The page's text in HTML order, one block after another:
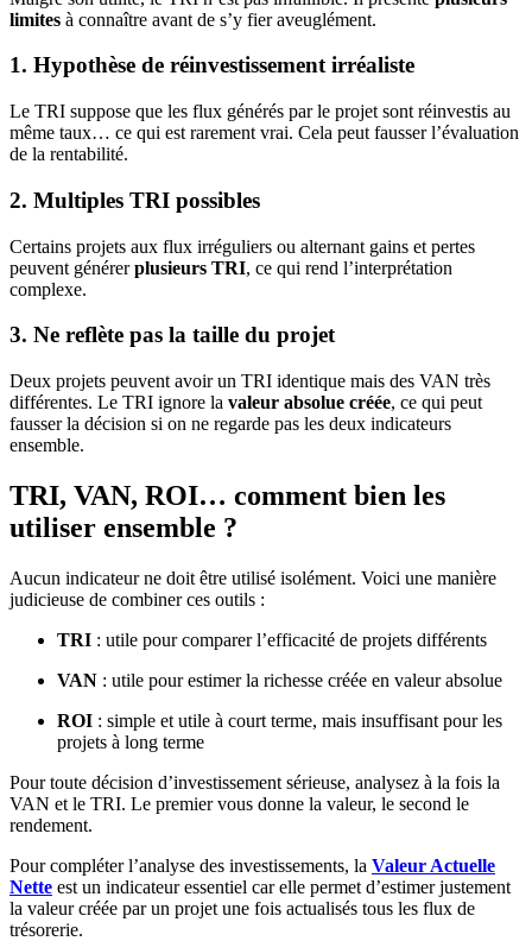
limites à connaître avant de s’y fier aveuglément.
1. Hypothèse de réinvestissement irréaliste
Le TRI suppose que les flux générés par le projet sont réinvestis au
même taux… ce qui est rarement vrai. Cela peut fausser l’évaluation
de la rentabilité.
2. Multiples TRI possibles
Certains projets aux flux irréguliers ou alternant gains et pertes
peuvent générerplusieurs TRI, ce qui rend l’interprétation
complexe.
3. Ne reflète pas la taille du projet
Deux projets peuvent avoir un TRI identique mais des VAN très
différentes. Le TRI ignore la valeur absolue créée, ce qui peut
fausser la décision si on ne regarde pas les deux indicateurs
ensemble.
TRI, VAN, ROI… comment bien les
utiliser ensemble ?
Aucun indicateur ne doit être utilisé isolément. Voici une manière
judicieuse de combiner ces outils :
TRI : utile pour comparer l’efficacité de projets différents
VAN : utile pour estimer la richesse créée en valeur absolue
ROI : simple et utile à court terme, mais insuffisant pour les
projets à long terme
Pour toute décision d’investissement sérieuse, analysez à la fois la
VAN et le TRI. Le premier vous donne la valeur, le second le
rendement.
Pour compléter l’analyse des investissements, la Valeur Actuelle
Nette est un indicateur essentiel car elle permet d’estimer justement
la valeur créée par un projet une fois actualisés tous les flux de
trésorerie.